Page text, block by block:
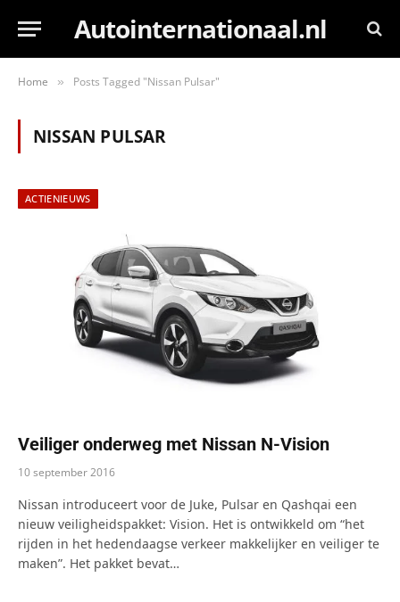
Autointernationaal.nl
Home » Posts Tagged "Nissan Pulsar"
NISSAN PULSAR
ACTIENIEUWS
Veiliger onderweg met Nissan N-Vision
10 september 2016
Nissan introduceert voor de Juke, Pulsar en Qashqai een
nieuw veiligheidspakket: Vision. Het is ontwikkeld om “het
rijden in het hedendaagse verkeer makkelijker en veiliger te
maken”. Het pakket bevat…